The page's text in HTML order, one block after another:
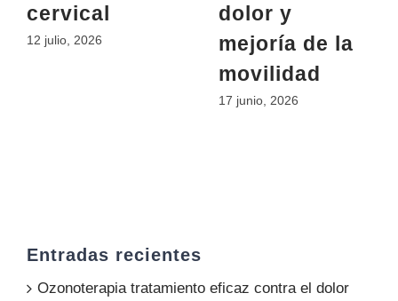
cervical
12 julio, 2026
dolor y
mejoría de la
movilidad
17 junio, 2026
Entradas recientes
Ozonoterapia tratamiento eficaz contra el dolor